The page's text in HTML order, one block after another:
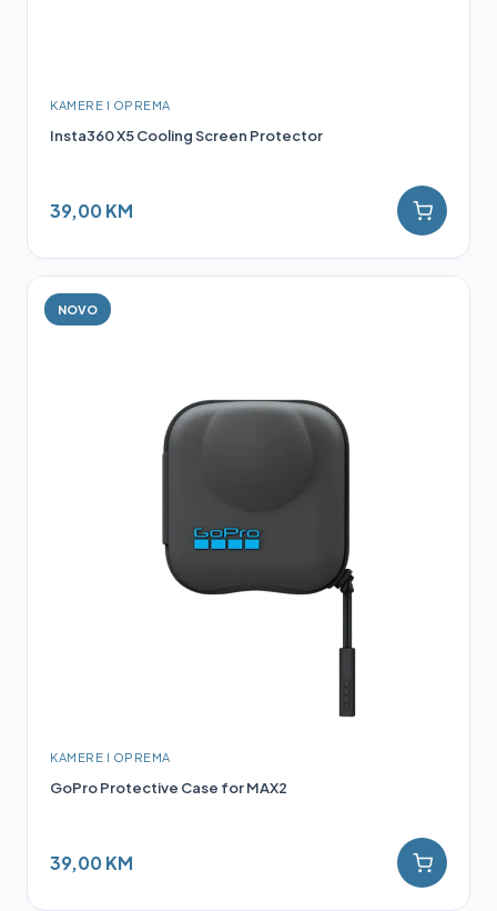
KAMERE I OPREMA
Insta360 X5 Cooling Screen Protector
39,00 KM
NOVO
KAMERE I OPREMA
GoPro Protective Case for MAX2
39,00 KM